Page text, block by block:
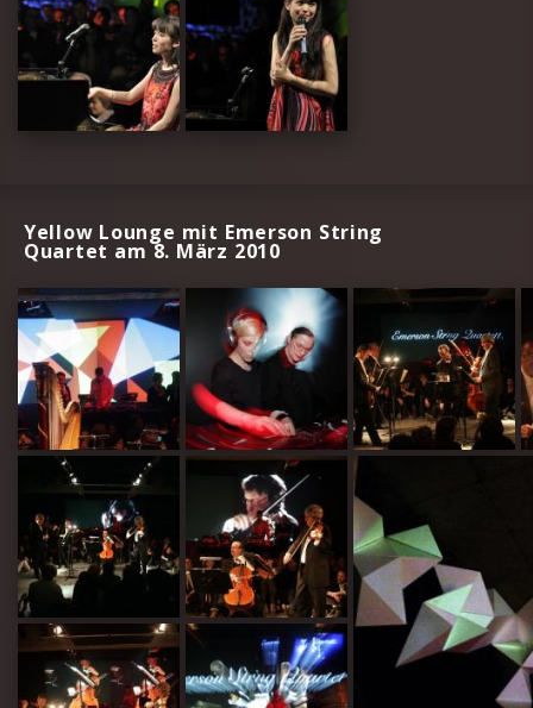
Yellow Lounge mit Emerson String
Quartet am 8. März 2010